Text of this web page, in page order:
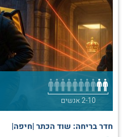
2-10 אנשים
חדר בריחה: שוד הכתר |חיפה|